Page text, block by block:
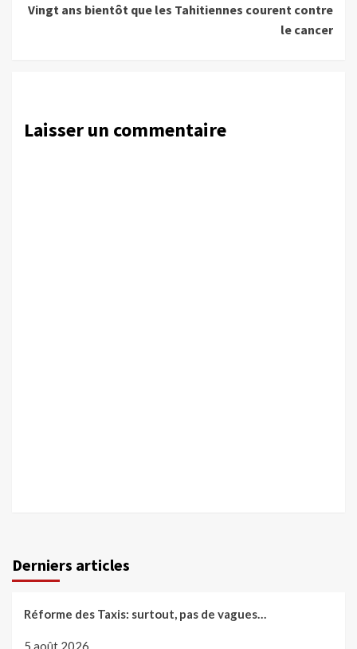
Vingt ans bientôt que les Tahitiennes courent contre
le cancer
Laisser un commentaire
Derniers articles
Réforme des Taxis: surtout, pas de vagues…
5 août 2026